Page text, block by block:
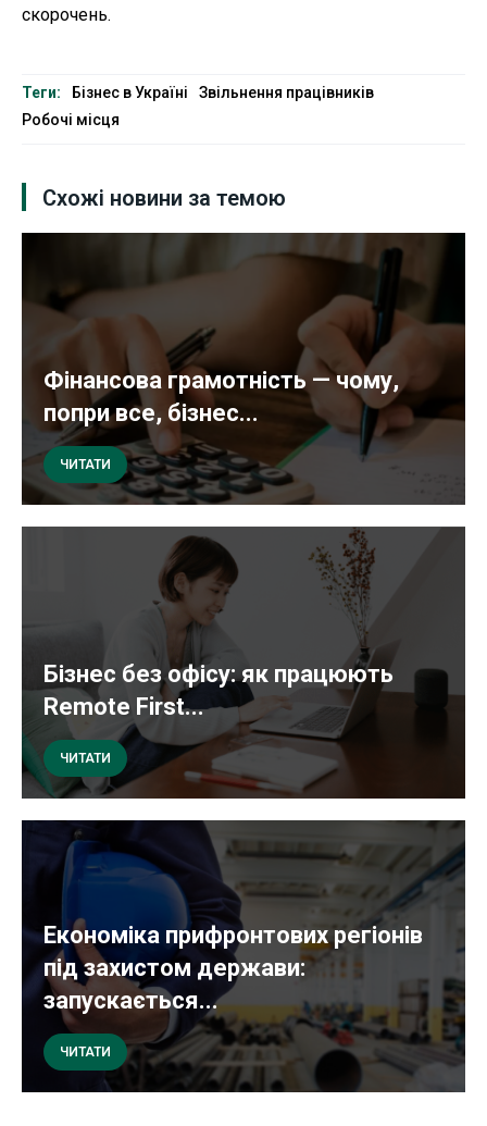
скорочень.
Теги: Бізнес в Україні
Звільнення працівників
Робочі місця
Схожі новини за темою
Фінансова грамотність — чому,
попри все, бізнес...
ЧИТАТИ
Бізнес без офісу: як працюють
Remote First...
ЧИТАТИ
Економіка прифронтових регіонів
під захистом держави:
запускається...
ЧИТАТИ